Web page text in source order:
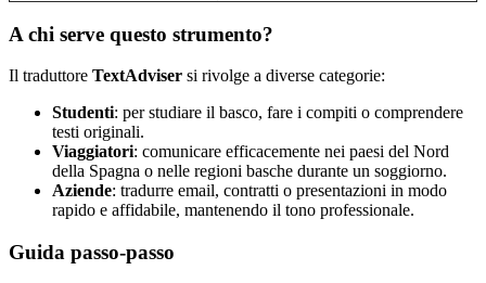
A chi serve questo strumento?
Il traduttore TextAdviser si rivolge a diverse categorie:
Studenti: per studiare il basco, fare i compiti o comprendere
testi originali.
Viaggiatori: comunicare efficacemente nei paesi del Nord
della Spagna o nelle regioni basche durante un soggiorno.
Aziende: tradurre email, contratti o presentazioni in modo
rapido e affidabile, mantenendo il tono professionale.
Guida passo-passo